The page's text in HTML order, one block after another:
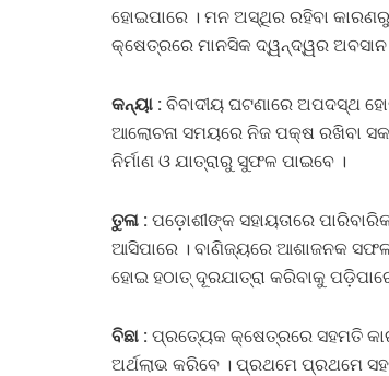
ହୋଇପାରେ । ମନ ଅସ୍ଥିର ରହିବା
କ୍ଷେତ୍ରରେ ମାନସିକ ଦ୍ୱନ୍ଦ୍ୱର ଅବସାନ
କନ୍ୟା : ବିବାଦୀୟ ଘଟଣାରେ ଅପଦସ୍ଥ
ଆଲୋଚନା ସମୟରେ ନିଜ ପକ୍ଷ ରଖିବା
ନିର୍ମାଣ ଓ ଯାତ୍ରାରୁ ସୁଫଳ ପାଇବେ ।
ତୁଳା : ପଡ଼ୋଶୀଙ୍କ ସହାୟତାରେ
ଆସିପାରେ । ବାଣିଜ୍ୟରେ ଆଶାଜନକ
ହୋଇ ହଠାତ୍‌ ଦୂରଯାତ୍ରା କରିବାକୁ
ବିଛା : ପ୍ରତ୍ୟେକ କ୍ଷେତ୍ରରେ ସହମତି
ଅର୍ଥଲାଭ କରିବେ । ପ୍ରଥମେ ପ୍ରଥମେ